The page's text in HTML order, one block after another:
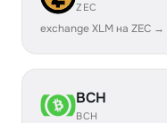
ZEC
exchange XLM на ZEC →
BCH
BCH